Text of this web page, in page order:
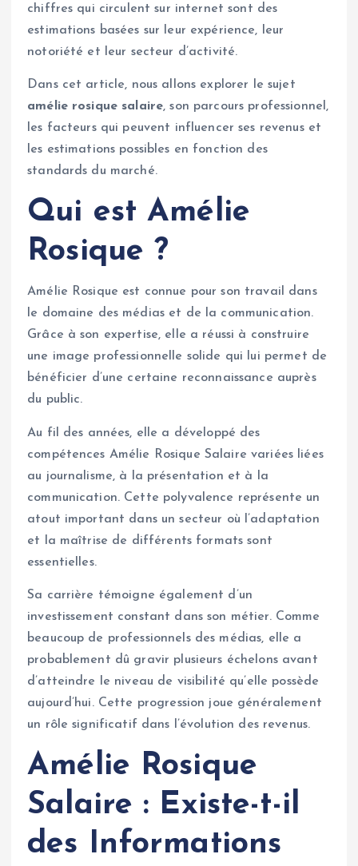
chiffres qui circulent sur internet sont des
estimations basées sur leur expérience, leur
notoriété et leur secteur d’activité.
Dans cet article, nous allons explorer le sujet
amélie rosique salaire, son parcours professionnel,
les facteurs qui peuvent influencer ses revenus et
les estimations possibles en fonction des
standards du marché.
Qui est Amélie
Rosique ?
Amélie Rosique est connue pour son travail dans
le domaine des médias et de la communication.
Grâce à son expertise, elle a réussi à construire
une image professionnelle solide qui lui permet de
bénéficier d’une certaine reconnaissance auprès
du public.
Au fil des années, elle a développé des
compétences Amélie Rosique Salaire variées liées
au journalisme, à la présentation et à la
communication. Cette polyvalence représente un
atout important dans un secteur où l’adaptation
et la maîtrise de différents formats sont
essentielles.
Sa carrière témoigne également d’un
investissement constant dans son métier. Comme
beaucoup de professionnels des médias, elle a
probablement dû gravir plusieurs échelons avant
d’atteindre le niveau de visibilité qu’elle possède
aujourd’hui. Cette progression joue généralement
un rôle significatif dans l’évolution des revenus.
Amélie Rosique
Salaire : Existe-t-il
des Informations